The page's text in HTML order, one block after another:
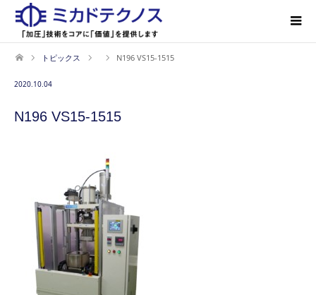
トピックス N196 VS15-1515
2020.10.04
N196 VS15-1515